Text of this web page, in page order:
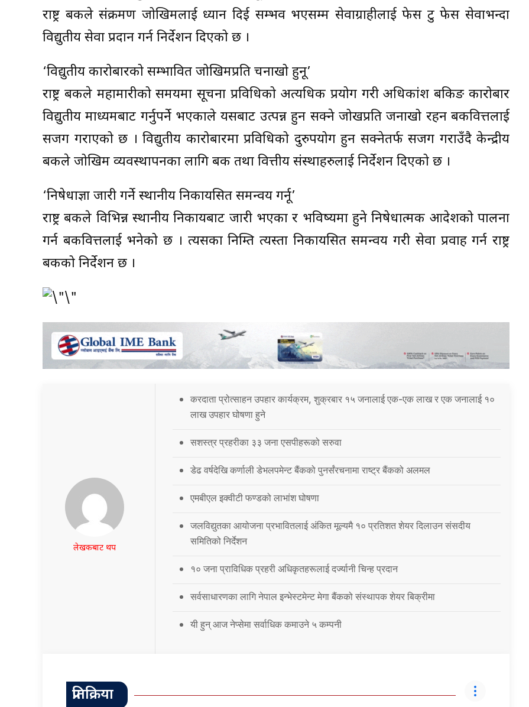
राष्ट्र बैंकले संक्रमण जोखिमलाई ध्यान दिई सम्भव भएसम्म सेवाग्राहीलाई फेस टु फेस सेवाभन्दा
विद्युतीय सेवा प्रदान गर्न निर्देशन दिएको छ ।
‘विद्युतीय कारोबारको सम्भावित जोखिमप्रति चनाखो हुनू’
राष्ट्र बैंकले महामारीको समयमा सूचना प्रविधिको अत्यधिक प्रयोग गरी अधिकांश बैंकिङ कारोबार
विद्युतीय माध्यमबाट गर्नुपर्ने भएकाले यसबाट उत्पन्न हुन सक्ने जोखप्रति जनाखो रहन बैंकवित्तलाई
सजग गराएको छ । विद्युतीय कारोबारमा प्रविधिको दुरुपयोग हुन सक्नेतर्फ सजग गराउँदै केन्द्रीय
बैंकले जोखिम व्यवस्थापनका लागि बैंक तथा वित्तीय संस्थाहरुलाई निर्देशन दिएको छ ।
‘निषेधाज्ञा जारी गर्ने स्थानीय निकायसित समन्वय गर्नू’
राष्ट्र बैंकले विभिन्न स्थानीय निकायबाट जारी भएका र भविष्यमा हुने निषेधात्मक आदेशको पालना
गर्न बैंकवित्तलाई भनेको छ । त्यसका निम्ति त्यस्ता निकायसित समन्वय गरी सेवा प्रवाह गर्न राष्ट्र
बैंकको निर्देशन छ ।
लेखकबाट थप
करदाता प्रोत्साहन उपहार कार्यक्रम, शुक्रबार १५ जनालाई एक-एक लाख र एक जनालाई १०
लाख उपहार घोषणा हुने
सशस्त्र प्रहरीका ३३ जना एसपीहरूको सरुवा
डेढ वर्षदेखि कर्णाली डेभलपमेन्ट बैंकको पुनर्संरचनामा राष्ट्र बैंकको अलमल
एमबीएल इक्वीटी फण्डको लाभांश घोषणा
जलविद्युतका आयोजना प्रभावितलाई अंकित मूल्यमै १० प्रतिशत शेयर दिलाउन संसदीय
समितिको निर्देशन
१० जना प्राविधिक प्रहरी अधिकृतहरूलाई दर्ज्यानी चिन्ह प्रदान
सर्वसाधारणका लागि नेपाल इन्भेस्टमेन्ट मेगा बैंकको संस्थापक शेयर बिक्रीमा
यी हुन् आज नेप्सेमा सर्वाधिक कमाउने ५ कम्पनी
प्रतिक्रिया